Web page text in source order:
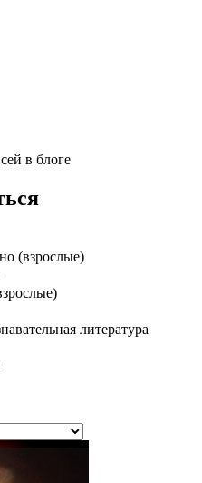
в блоге
(взрослые)
литература